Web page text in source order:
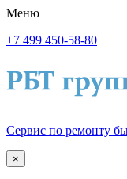
Меню
+7 499 450-58-80
Сервис по ремонту
×